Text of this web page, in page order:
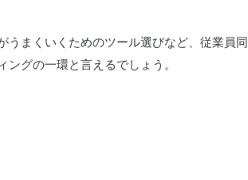
うまくいくためのツール選びなど、従業員同
グの一環と言えるでしょう。